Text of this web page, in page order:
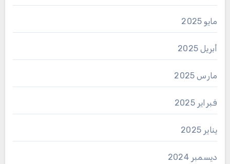
مايو 2025
أبريل 2025
مارس 2025
فبراير 2025
يناير 2025
ديسمبر 2024